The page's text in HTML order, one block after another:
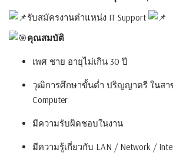
รับสมัครงานตำแหน่ง IT Support
คุณสมบัติ
เพศ ชาย อายุไม่เกิน 30 ปี
วุฒิการศึกษาขั้นต่ำ ปริญญาตรี ในสาข
Computer
มีความรับผิดชอบในงาน
มีความรู้เกี่ยวกับ LAN / Network /